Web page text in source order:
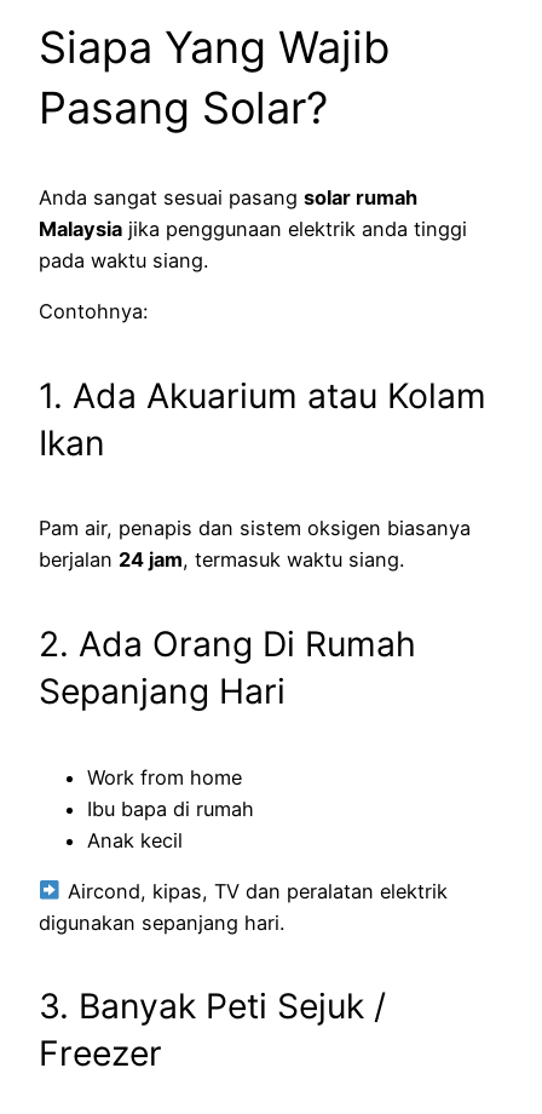
Siapa Yang Wajib
Pasang Solar?
Anda sangat sesuai pasang solar rumah
Malaysia jika penggunaan elektrik anda tinggi
pada waktu siang.
Contohnya:
1. Ada Akuarium atau Kolam
Ikan
Pam air, penapis dan sistem oksigen biasanya
berjalan 24 jam, termasuk waktu siang.
2. Ada Orang Di Rumah
Sepanjang Hari
Work from home
Ibu bapa di rumah
Anak kecil
Aircond, kipas, TV dan peralatan elektrik
digunakan sepanjang hari.
3. Banyak Peti Sejuk /
Freezer